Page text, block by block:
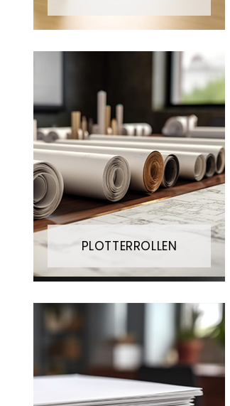
PLOTTERROLLEN